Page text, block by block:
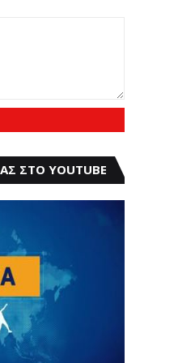
ΣΤΟ YOUTUBE